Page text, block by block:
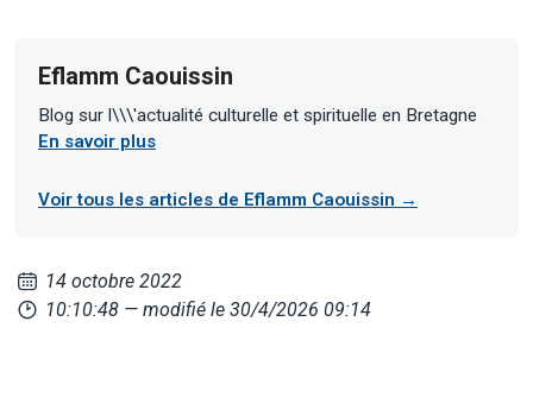
Eflamm Caouissin
Blog sur l\\\'actualité culturelle et spirituelle en Bretagne
En savoir plus
Voir tous les articles de Eflamm Caouissin →
14 octobre 2022
10:10:48 — modifié le 30/4/2026 09:14